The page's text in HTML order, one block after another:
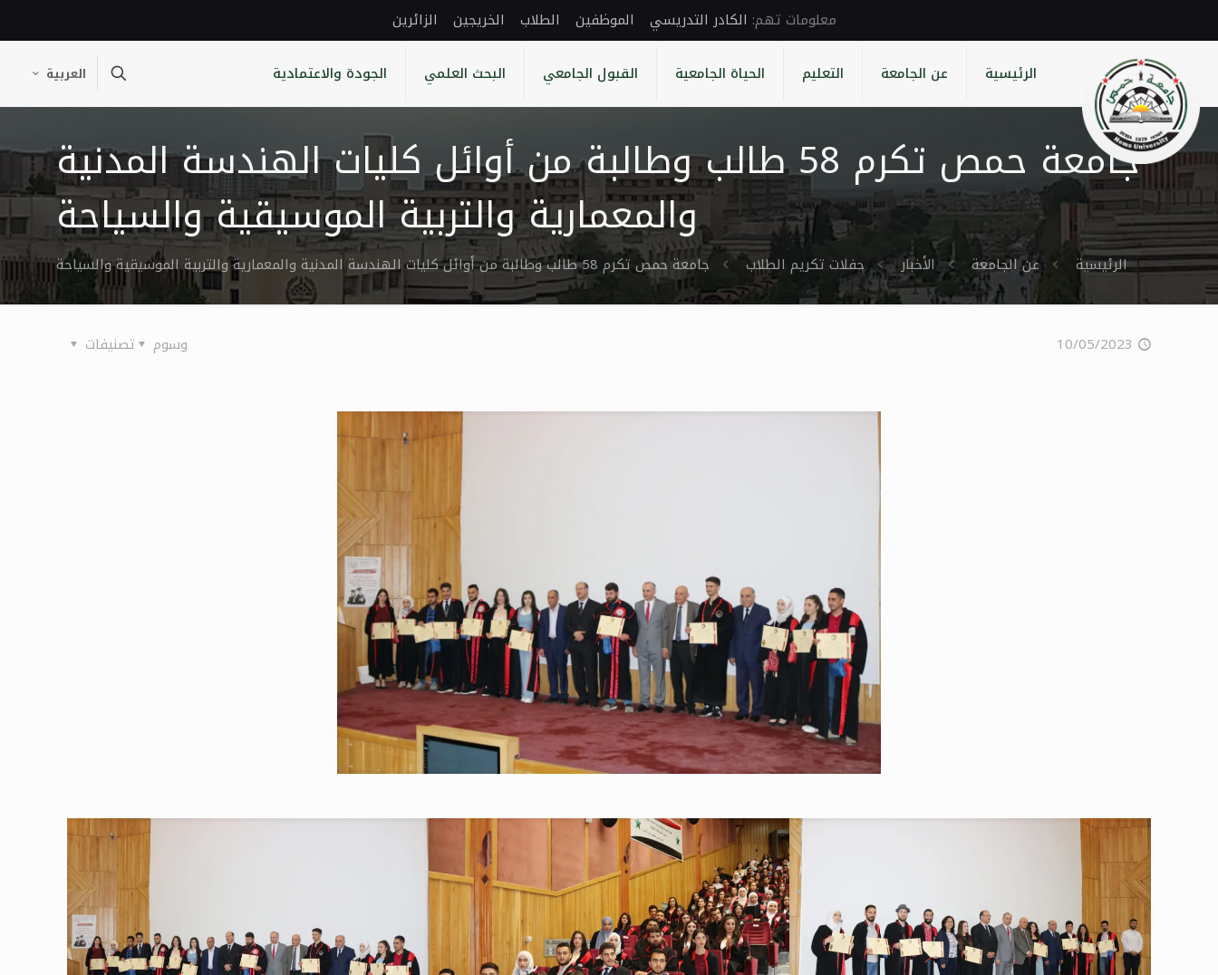
الكادر التدريسي الموظفين الطلاب الخريجين الزائرين
الرئيسية عن الجامعة التعليم الحياة الجامعية القبول الجامعي البحث العلمي الجودة والاعتمادية العربية
جامعة حمص تكرم 58 طالب وطالبة من أوائل كليات الهندسة المدنية
والمعمارية والتربية الموسيقية والسياحة
الرئيسية عن الجامعة الأخبار حفلات تكريم الطلاب جامعة حمص تكرم 58 طالب وطالبة من أوائل كليات الهندسة المدنية والمعمارية والتربية الموسيقية والسياحة
10/05/2023 تصنيفات وسوم